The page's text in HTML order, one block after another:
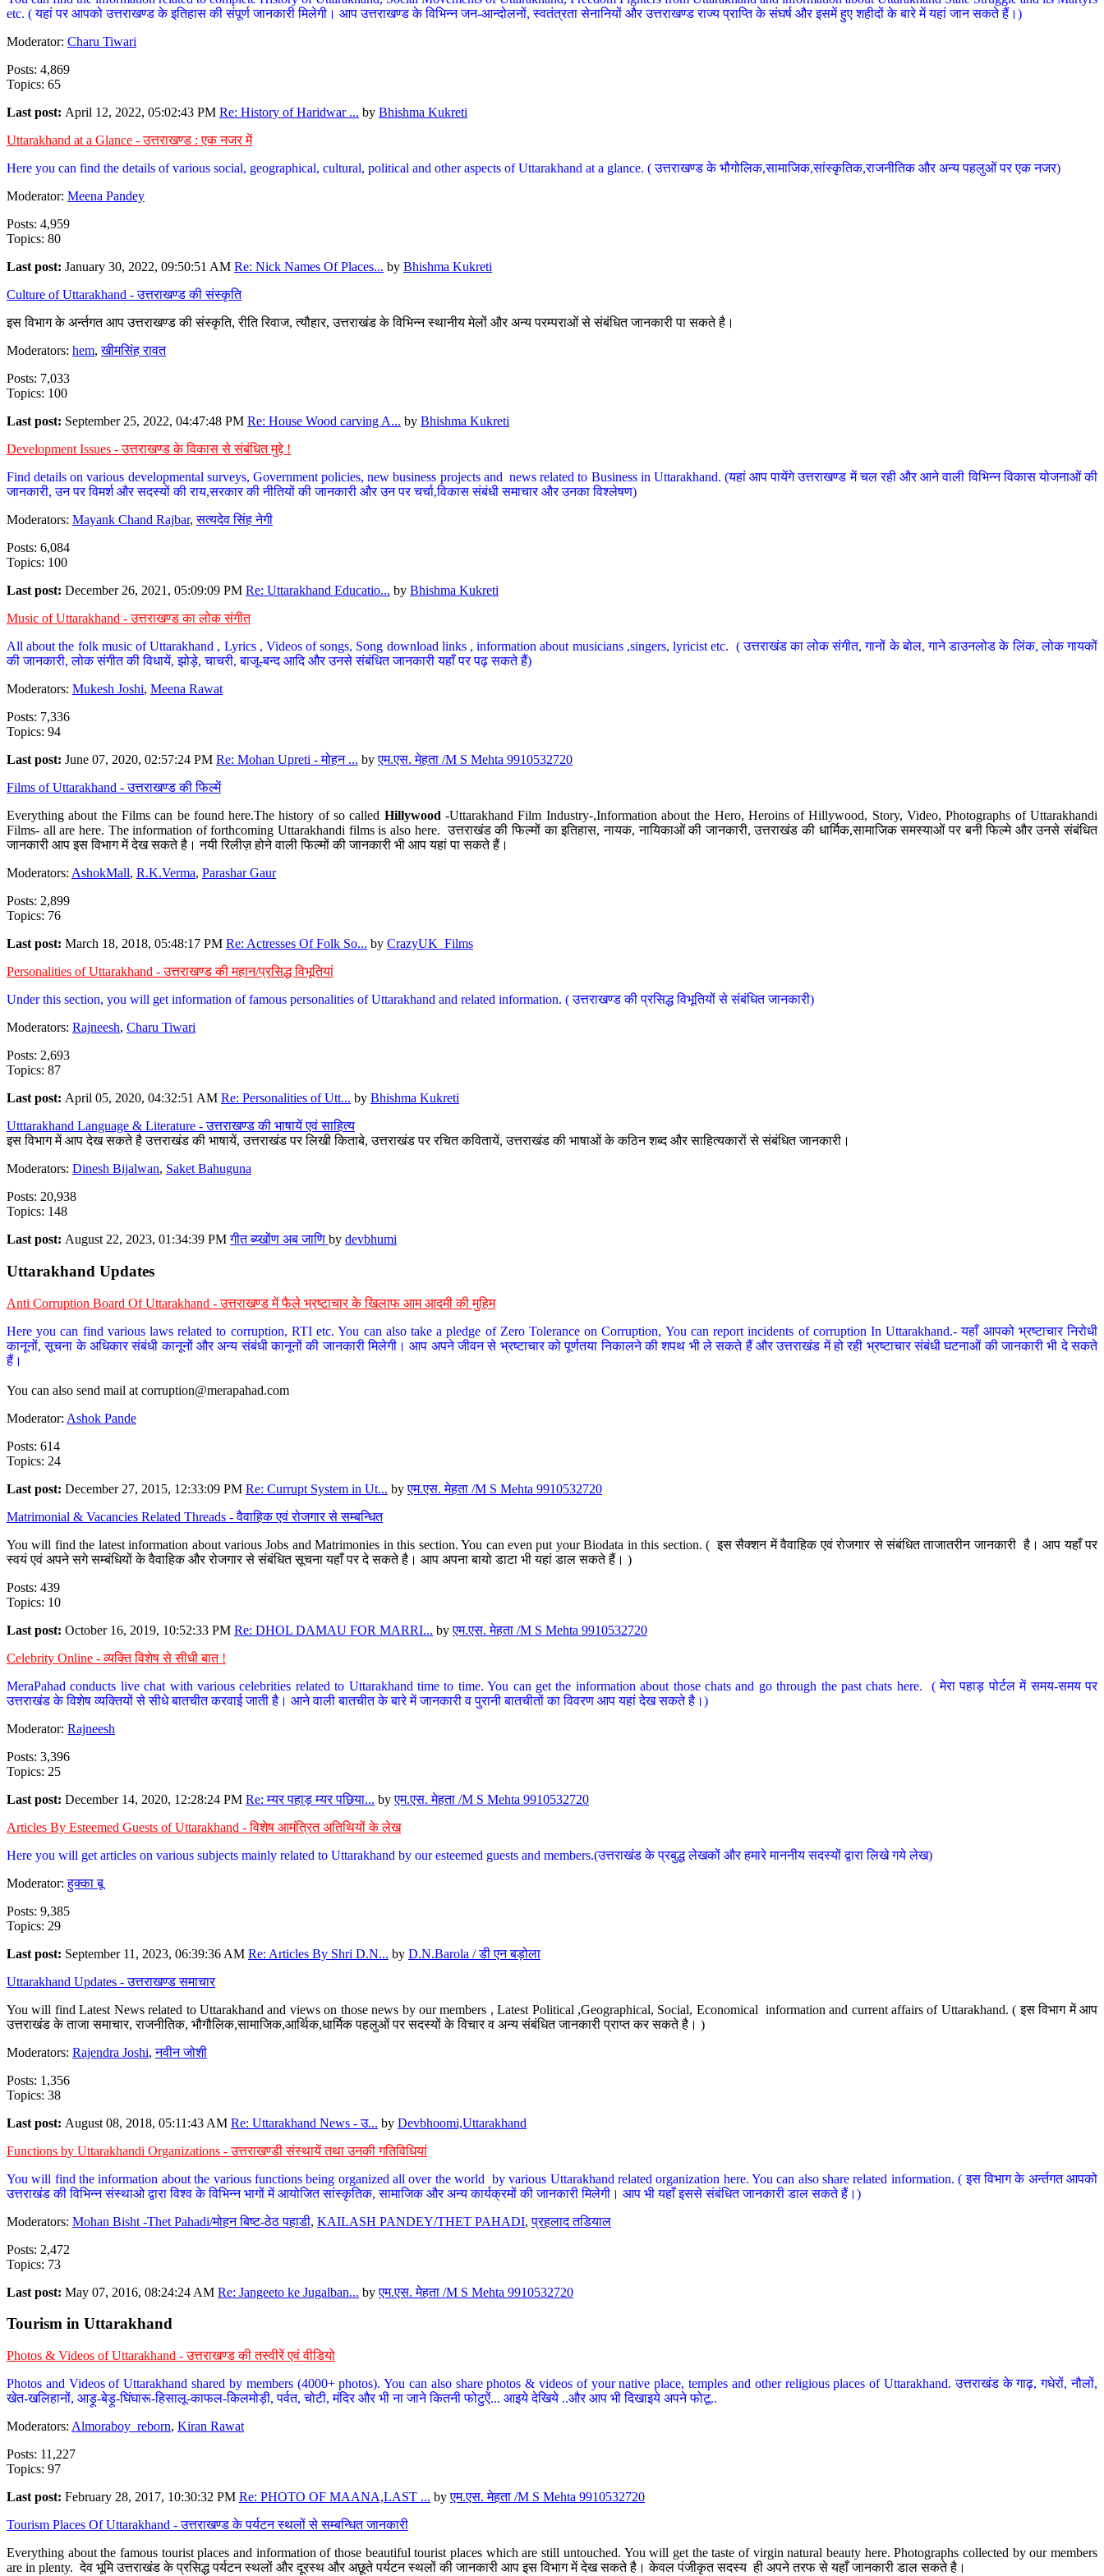
etc. ( यहां पर आपको उत्तराखण्ड के इतिहास की संपूर्ण जानकारी मिलेगी। आप उत्तराखण्ड के विभिन्न जन-आन्दोलनों, स्वतंत्रता सेनानियों और उत्तराखण्ड राज्य प्राप्ति के संघर्ष और इसमें हुए शहीदों के बारे में यहां जान सकते हैं।)
Moderator: Charu Tiwari
Posts: 4,869
Topics: 65
Last post: April 12, 2022, 05:02:43 PM Re: History of Haridwar ... by Bhishma Kukreti
Uttarakhand at a Glance - उत्तराखण्ड : एक नजर में
Here you can find the details of various social, geographical, cultural, political and other aspects of Uttarakhand at a glance. ( उत्तराखण्ड के भौगोलिक,सामाजिक,सांस्कृतिक,राजनीतिक और अन्य पहलुओं पर एक नजर)
Moderator: Meena Pandey
Posts: 4,959
Topics: 80
Last post: January 30, 2022, 09:50:51 AM Re: Nick Names Of Places... by Bhishma Kukreti
Culture of Uttarakhand - उत्तराखण्ड की संस्कृति
इस विभाग के अर्न्तगत आप उत्तराखण्ड की संस्कृति, रीति रिवाज, त्यौहार, उत्तराखंड के विभिन्न स्थानीय मेलों और अन्य परम्पराओं से संबंधित जानकारी पा सकते है।
Moderators: hem,खीमसिंह रावत
Posts: 7,033
Topics: 100
Last post: September 25, 2022, 04:47:48 PM Re: House Wood carving A... by Bhishma Kukreti
Development Issues - उत्तराखण्ड के विकास से संबंधित मुद्दे !
Find details on various developmental surveys, Government policies, new business projects and news related to Business in Uttarakhand. (यहां आप पायेंगे उत्तराखण्ड में चल रही और आने वाली विभिन्न विकास योजनाओं की
जानकारी, उन पर विमर्श और सदस्यों की राय,सरकार की नीतियों की जानकारी और उन पर चर्चा,विकास संबंधी समाचार और उनका विश्लेषण)
Moderators: Mayank Chand Rajbar,सत्यदेव सिंह नेगी
Posts: 6,084
Topics: 100
Last post: December 26, 2021, 05:09:09 PM Re: Uttarakhand Educatio... by Bhishma Kukreti
Music of Uttarakhand - उत्तराखण्ड का लोक संगीत
All about the folk music of Uttarakhand , Lyrics , Videos of songs, Song download links , information about musicians ,singers, lyricist etc. ( उत्तराखंड का लोक संगीत, गानों के बोल, गाने डाउनलोड के लिंक, लोक गायकों
की जानकारी, लोक संगीत की विधायें, झोड़े, चाचरी, बाजू-बन्द आदि और उनसे संबंधित जानकारी यहाँ पर पढ़ सकते हैं)
Moderators: Mukesh Joshi, Meena Rawat
Posts: 7,336
Topics: 94
Last post: June 07, 2020, 02:57:24 PM Re: Mohan Upreti - मोहन ... byएम.एस. मेहता /M S Mehta 9910532720
Films of Uttarakhand - उत्तराखण्ड की फिल्में
Everything about the Films can be found here.The history of so called Hillywood-Uttarakhand Film Industry-,Information about the Hero, Heroins of Hillywood, Story, Video, Photographs of Uttarakhandi
Films- all are here. The information of forthcoming Uttarakhandi films is also here. उत्तराखंड की फिल्मों का इतिहास, नायक, नायिकाओं की जानकारी, उत्तराखंड की धार्मिक,सामाजिक समस्याओं पर बनी फिल्मे और उनसे संबंधित
जानकारी आप इस विभाग में देख सकते है। नयी रिलीज़ होने वाली फिल्मों की जानकारी भी आप यहां पा सकते हैं।
Moderators: AshokMall, R.K.Verma, Parashar Gaur
Posts: 2,899
Topics: 76
Last post: March 18, 2018, 05:48:17 PM Re: Actresses Of Folk So... by CrazyUK_Films
Personalities of Uttarakhand - उत्तराखण्ड की महान/प्रसिद्ध विभूतियां
Under this section, you will get information of famous personalities of Uttarakhand and related information. ( उत्तराखण्ड की प्रसिद्ध विभूतियों से संबंधित जानकारी)
Moderators: Rajneesh, Charu Tiwari
Posts: 2,693
Topics: 87
Last post: April 05, 2020, 04:32:51 AM Re: Personalities of Utt... by Bhishma Kukreti
Utttarakhand Language & Literature - उत्तराखण्ड की भाषायें एवं साहित्य
इस विभाग में आप देख सकते है उत्तराखंड की भाषायें, उत्तराखंड पर लिखी किताबे, उत्तराखंड पर रचित कवितायें, उत्तराखंड की भाषाओं के कठिन शब्द और साहित्यकारों से संबंधित जानकारी।
Moderators: Dinesh Bijalwan, Saket Bahuguna
Posts: 20,938
Topics: 148
Last post: August 22, 2023, 01:34:39 PMगीत ब्य्खोंण अब जाणि by devbhumi
Uttarakhand Updates
Anti Corruption Board Of Uttarakhand - उत्तराखण्ड में फैले भ्रष्टाचार के खिलाफ आम आदमी की मुहिम
Here you can find various laws related to corruption, RTI etc. You can also take a pledge of Zero Tolerance on Corruption, You can report incidents of corruption In Uttarakhand.- यहाँ आपको भ्रष्टाचार निरोधी
कानूनों, सूचना के अधिकार संबंधी कानूनों और अन्य संबंधी कानूनों की जानकारी मिलेगी। आप अपने जीवन से भ्रष्टाचार को पूर्णतया निकालने की शपथ भी ले सकते हैं और उत्तराखंड में हो रही भ्रष्टाचार संबंधी घटनाओं की जानकारी भी दे सकते
हैं।
You can also send mail at corruption@merapahad.com
Moderator: Ashok Pande
Posts: 614
Topics: 24
Last post: December 27, 2015, 12:33:09 PM Re: Currupt System in Ut... byएम.एस. मेहता /M S Mehta 9910532720
Matrimonial & Vacancies Related Threads - वैवाहिक एवं रोजगार से सम्बन्धित
You will find the latest information about various Jobs and Matrimonies in this section. You can even put your Biodata in this section. ( इस सैक्शन में वैवाहिक एवं रोजगार से संबंधित ताजातरीन जानकारी है। आप यहाँ पर
स्वयं एवं अपने सगे सम्बंधियों के वैवाहिक और रोजगार से संबंधित सूचना यहाँ पर दे सकते है। आप अपना बायो डाटा भी यहां डाल सकते हैं। )
Posts: 439
Topics: 10
Last post: October 16, 2019, 10:52:33 PM Re: DHOL DAMAU FOR MARRI... byएम.एस. मेहता /M S Mehta 9910532720
Celebrity Online - व्यक्ति विशेष से सीधी बात !
MeraPahad conducts live chat with various celebrities related to Uttarakhand time to time. You can get the information about those chats and go through the past chats here. ( मेरा पहाड़ पोर्टल में समय-समय पर
उत्तराखंड के विशेष व्यक्तियों से सीधे बातचीत करवाई जाती है। आने वाली बातचीत के बारे में जानकारी व पुरानी बातचीतों का विवरण आप यहां देख सकते है।)
Moderator: Rajneesh
Posts: 3,396
Topics: 25
Last post: December 14, 2020, 12:28:24 PM Re: म्यर पहाड़ म्यर पछिया... byएम.एस. मेहता /M S Mehta 9910532720
Articles By Esteemed Guests of Uttarakhand - विशेष आमंत्रित अतिथियों के लेख
Here you will get articles on various subjects mainly related to Uttarakhand by our esteemed guests and members.(उत्तराखंड के प्रबुद्ध लेखकों और हमारे माननीय सदस्यों द्वारा लिखे गये लेख)
Moderator:हुक्का बू
Posts: 9,385
Topics: 29
Last post: September 11, 2023, 06:39:36 AM Re: Articles By Shri D.N... by D.N.Barola / डी एन बड़ोला
Uttarakhand Updates - उत्तराखण्ड समाचार
You will find Latest News related to Uttarakhand and views on those news by our members , Latest Political ,Geographical, Social, Economical information and current affairs of Uttarakhand. ( इस विभाग में आप
उत्तराखंड के ताजा समाचार, राजनीतिक, भौगौलिक,सामाजिक,आर्थिक,धार्मिक पहलुओं पर सदस्यों के विचार व अन्य संबंधित जानकारी प्राप्त कर सकते है। )
Moderators: Rajendra Joshi,नवीन जोशी
Posts: 1,356
Topics: 38
Last post: August 08, 2018, 05:11:43 AM Re: Uttarakhand News - उ... by Devbhoomi,Uttarakhand
Functions by Uttarakhandi Organizations - उत्तराखण्डी संस्थायें तथा उनकी गतिविधियां
You will find the information about the various functions being organized all over the world by various Uttarakhand related organization here. You can also share related information. ( इस विभाग के अर्न्तगत आपको
उत्तराखंड की विभिन्न संस्थाओ द्वारा विश्व के विभिन्न भागों में आयोजित सांस्कृतिक, सामाजिक और अन्य कार्यक्रमों की जानकारी मिलेगी। आप भी यहाँ इससे संबंधित जानकारी डाल सकते हैं।)
Moderators: Mohan Bisht -Thet Pahadi/मोहन बिष्ट-ठेठ पहाडी, KAILASH PANDEY/THET PAHADI,प्रहलाद तडियाल
Posts: 2,472
Topics: 73
Last post: May 07, 2016, 08:24:24 AM Re: Jangeeto ke Jugalban... byएम.एस. मेहता /M S Mehta 9910532720
Tourism in Uttarakhand
Photos & Videos of Uttarakhand - उत्तराखण्ड की तस्वीरें एवं वीडियो
Photos and Videos of Uttarakhand shared by members (4000+ photos). You can also share photos & videos of your native place, temples and other religious places of Uttarakhand. उत्तराखंड के गाढ़, गधेरों, नौलों,
खेत-खलिहानों, आड़ू-बेड़ू-घिंघारू-हिसालू-काफल-किलमोड़ी, पर्वत, चोटी, मंदिर और भी ना जाने कितनी फोटुऐं... आइये देखिये ..और आप भी दिखाइये अपने फोटू..
Moderators: Almoraboy_reborn, Kiran Rawat
Posts: 11,227
Topics: 97
Last post: February 28, 2017, 10:30:32 PM Re: PHOTO OF MAANA,LAST ... byएम.एस. मेहता /M S Mehta 9910532720
Tourism Places Of Uttarakhand - उत्तराखण्ड के पर्यटन स्थलों से सम्बन्धित जानकारी
Everything about the famous tourist places and information of those beautiful tourist places which are still untouched. You will get the taste of virgin natural beauty here. Photographs collected by our members
are in plenty. देव भूमि उत्तराखंड के प्रसिद्ध पर्यटन स्थलों और दूरस्थ और अछूते पर्यटन स्थलों की जानकारी आप इस विभाग में देख सकते है। केवल पंजीकृत सदस्य ही अपने तरफ से यहाँ जानकारी डाल सकते है।